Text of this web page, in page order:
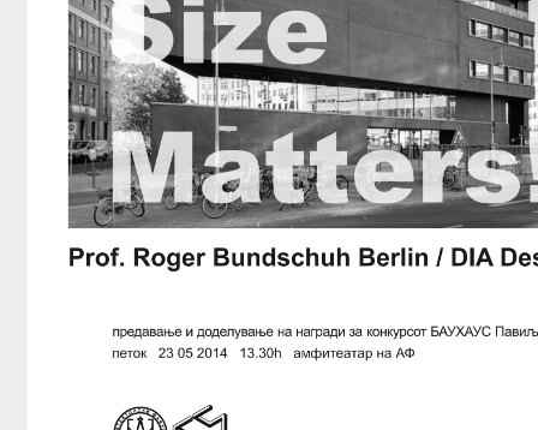
ОБУКИ
ЛЕТНА ШКОЛА
ПУБЛИКАЦИИ
АРХИ.ТЕК
АЛУМНИ
КОНТАКТ
B2